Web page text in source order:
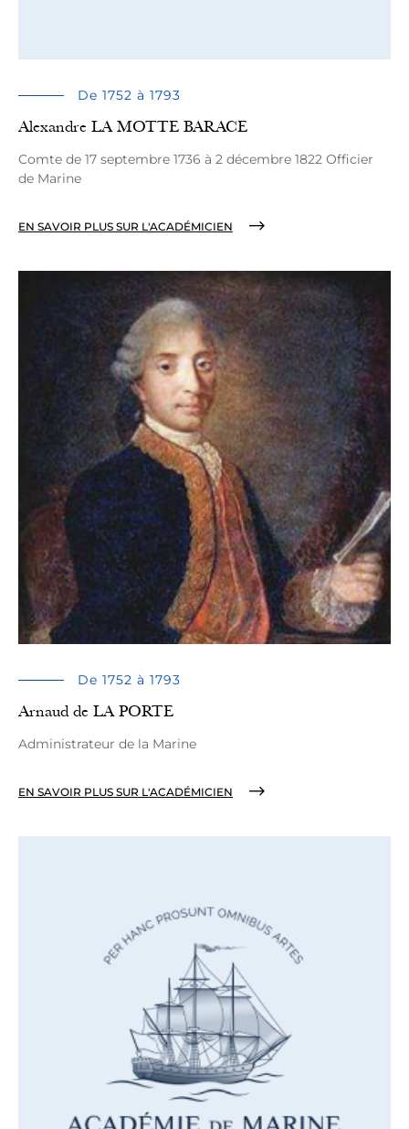
De 1752 à 1793
Alexandre LA MOTTE BARACE
Comte de 17 septembre 1736 à 2 décembre 1822 Officier
de Marine
EN SAVOIR PLUS SUR L'ACADÉMICIEN
De 1752 à 1793
Arnaud de LA PORTE
Administrateur de la Marine
EN SAVOIR PLUS SUR L'ACADÉMICIEN